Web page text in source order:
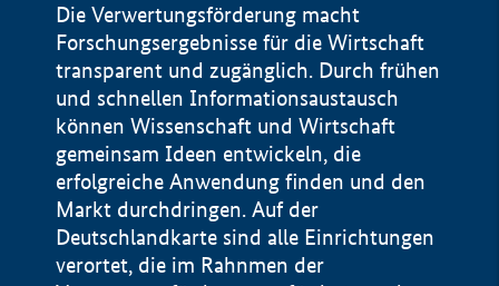
Die Verwertungsförderung macht
Forschungsergebnisse für die Wirtschaft
transparent und zugänglich. Durch frühen
und schnellen Informationsaustausch
können Wissenschaft und Wirtschaft
gemeinsam Ideen entwickeln, die
erfolgreiche Anwendung finden und den
Markt durchdringen. Auf der
Deutschlandkarte sind alle Einrichtungen
verortet, die im Rahnmen der